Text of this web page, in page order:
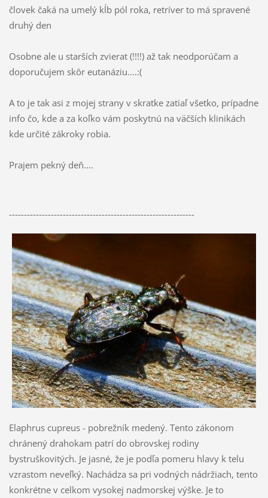
človek čaká na umelý kĺb pól roka, retríver to má spravené
druhý den
Osobne ale u starších zvierat (!!!!) až tak neodporúčam a
doporučujem skôr eutanáziu....:(
A to je tak asi z mojej strany v skratke zatiaľ všetko, prípadne
info čo, kde a za koľko vám poskytnú na väčších klinikách
kde určité zákroky robia.
Prajem pekný deň....
--------------------------------------------------------------
Elaphrus cupreus - pobrežník medený. Tento zákonom
chránený drahokam patrí do obrovskej rodiny
bystruškovitých. Je jasné, že je podľa pomeru hlavy k telu
vzrastom neveľký. Nachádza sa pri vodných nádržiach, tento
konkrétne v celkom vysokej nadmorskej výške. Je to